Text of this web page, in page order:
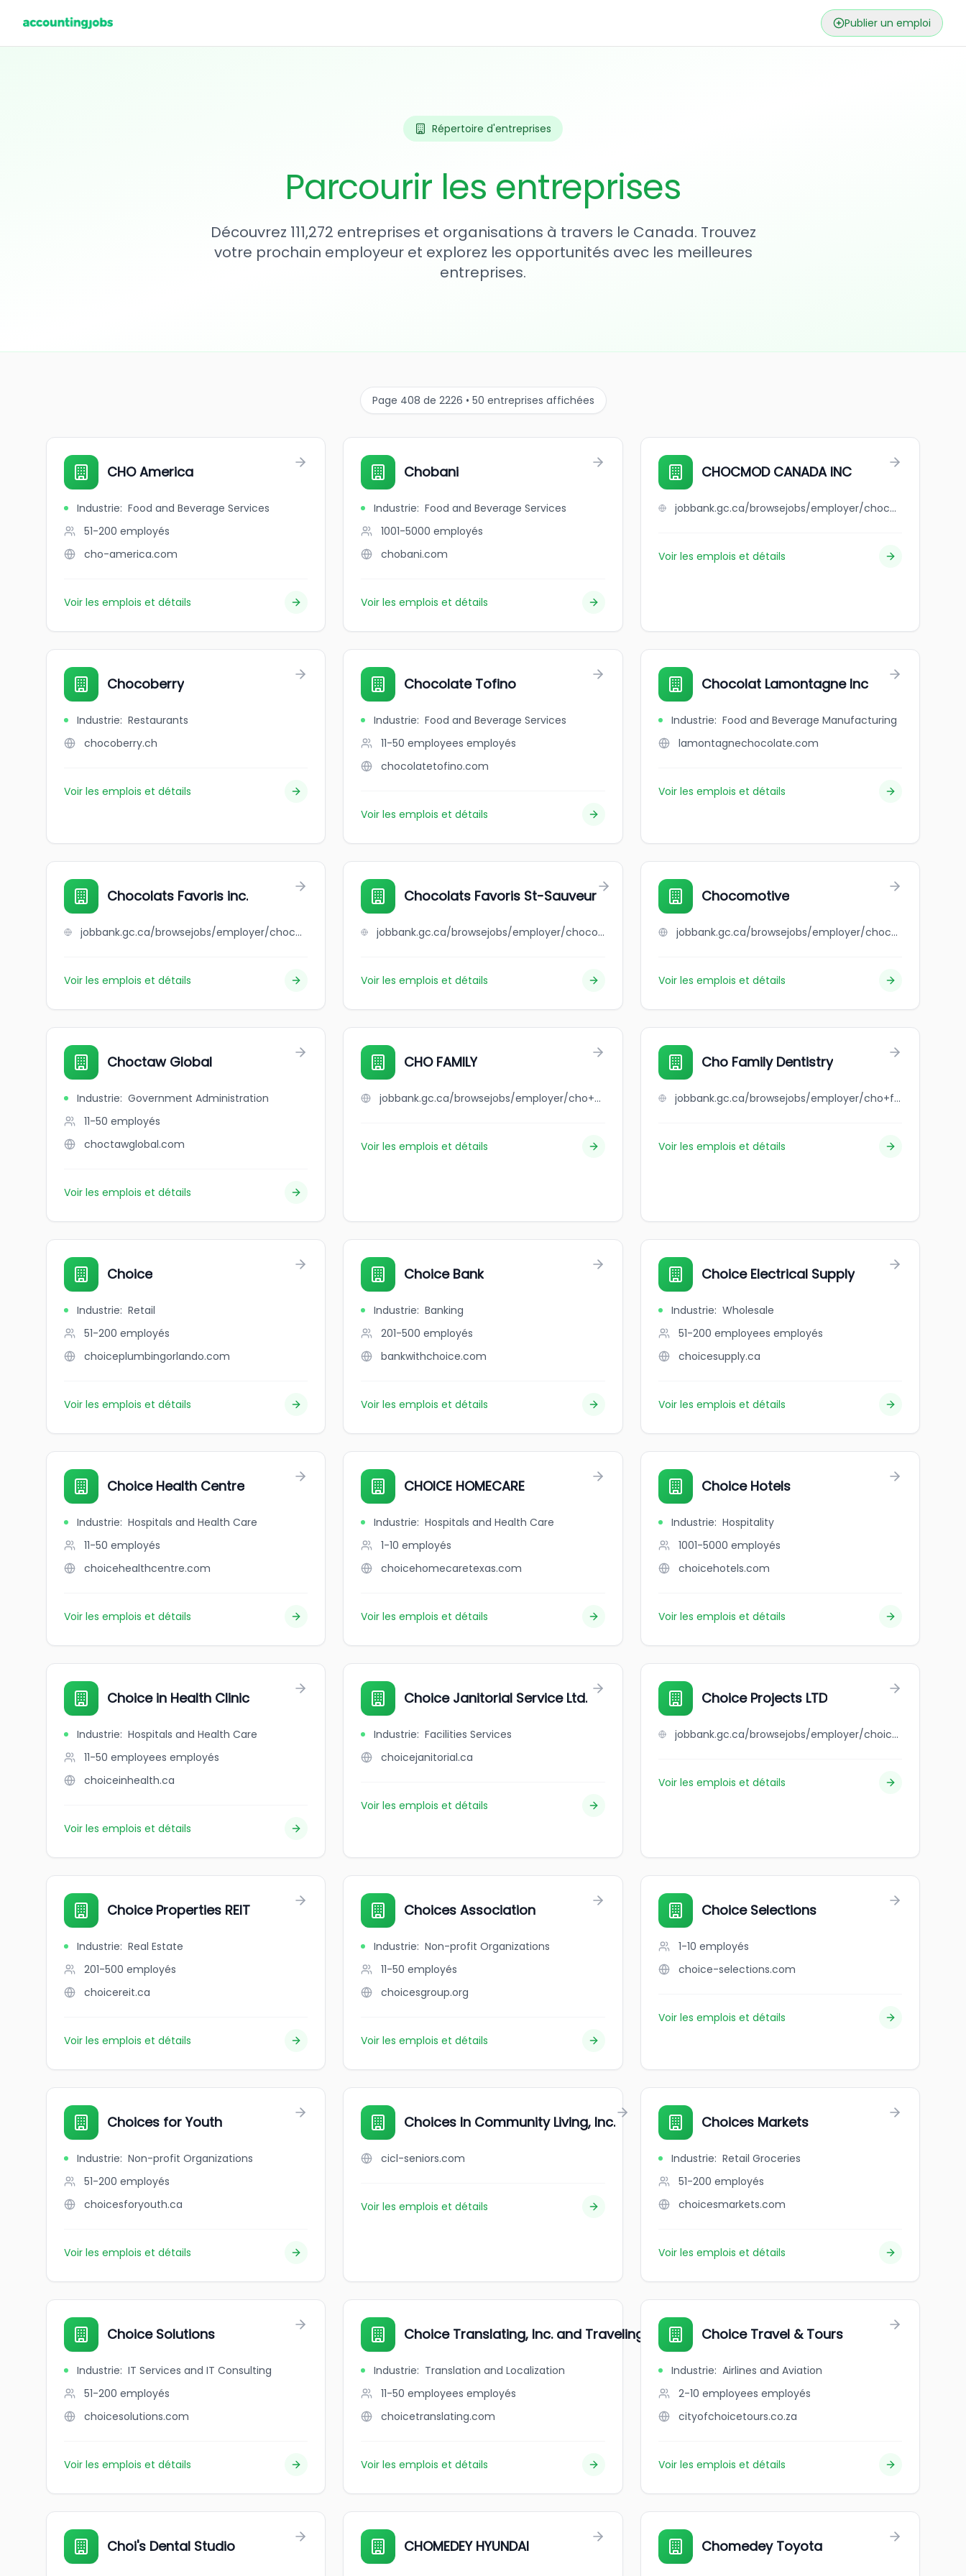
Publier un emploi
Répertoire d'entreprises
Parcourir les entreprises
Découvrez 111,272 entreprises et organisations à travers le Canada. Trouvez
votre prochain employeur et explorez les opportunités avec les meilleures
entreprises.
Page 408 de 2226 • 50 entreprises affichées
CHO America
Industrie: Food and Beverage Services
51-200 employés
cho-america.com
Voir les emplois et détails
Chobani
Industrie: Food and Beverage Services
1001-5000 employés
chobani.com
Voir les emplois et détails
CHOCMOD CANADA INC
jobbank.gc.ca/browsejobs/employer/chocmod+canada+inc/ca
Voir les emplois et détails
Chocoberry
Industrie: Restaurants
chocoberry.ch
Voir les emplois et détails
Chocolate Tofino
Industrie: Food and Beverage Services
11-50 employees employés
chocolatetofino.com
Voir les emplois et détails
Chocolat Lamontagne Inc
Industrie: Food and Beverage Manufacturing
lamontagnechocolate.com
Voir les emplois et détails
Chocolats Favoris inc.
jobbank.gc.ca/browsejobs/employer/chocolats+favoris+inc./ca
Voir les emplois et détails
Chocolats Favoris St-Sauveur
jobbank.gc.ca/browsejobs/employer/chocolats+favoris+st-sauveur/ca
Voir les emplois et détails
Chocomotive
jobbank.gc.ca/browsejobs/employer/chocomotive/ca
Voir les emplois et détails
Choctaw Global
Industrie: Government Administration
11-50 employés
choctawglobal.com
Voir les emplois et détails
CHO FAMILY
jobbank.gc.ca/browsejobs/employer/cho+family/ca
Voir les emplois et détails
Cho Family Dentistry
jobbank.gc.ca/browsejobs/employer/cho+family+dentistry/ca
Voir les emplois et détails
Choice
Industrie: Retail
51-200 employés
choiceplumbingorlando.com
Voir les emplois et détails
Choice Bank
Industrie: Banking
201-500 employés
bankwithchoice.com
Voir les emplois et détails
Choice Electrical Supply
Industrie: Wholesale
51-200 employees employés
choicesupply.ca
Voir les emplois et détails
Choice Health Centre
Industrie: Hospitals and Health Care
11-50 employés
choicehealthcentre.com
Voir les emplois et détails
CHOICE HOMECARE
Industrie: Hospitals and Health Care
1-10 employés
choicehomecaretexas.com
Voir les emplois et détails
Choice Hotels
Industrie: Hospitality
1001-5000 employés
choicehotels.com
Voir les emplois et détails
Choice in Health Clinic
Industrie: Hospitals and Health Care
11-50 employees employés
choiceinhealth.ca
Voir les emplois et détails
Choice Janitorial Service Ltd.
Industrie: Facilities Services
choicejanitorial.ca
Voir les emplois et détails
Choice Projects LTD
jobbank.gc.ca/browsejobs/employer/choice+projects+ltd/ca
Voir les emplois et détails
Choice Properties REIT
Industrie: Real Estate
201-500 employés
choicereit.ca
Voir les emplois et détails
Choices Association
Industrie: Non-profit Organizations
11-50 employés
choicesgroup.org
Voir les emplois et détails
Choice Selections
1-10 employés
choice-selections.com
Voir les emplois et détails
Choices for Youth
Industrie: Non-profit Organizations
51-200 employés
choicesforyouth.ca
Voir les emplois et détails
Choices In Community Living, Inc.
cicl-seniors.com
Voir les emplois et détails
Choices Markets
Industrie: Retail Groceries
51-200 employés
choicesmarkets.com
Voir les emplois et détails
Choice Solutions
Industrie: IT Services and IT Consulting
51-200 employés
choicesolutions.com
Voir les emplois et détails
Choice Translating, Inc. and TravelingBrand
Industrie: Translation and Localization
11-50 employees employés
choicetranslating.com
Voir les emplois et détails
Choice Travel & Tours
Industrie: Airlines and Aviation
2-10 employees employés
cityofchoicetours.co.za
Voir les emplois et détails
Choi's Dental Studio CHOMEDEY HYUNDAI Chomedey Toyota